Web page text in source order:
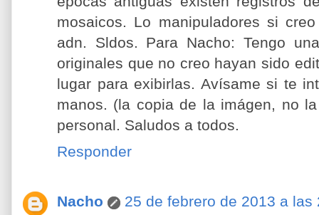
mosaicos. Lo manipuladores si
adn. Sldos. Para Nacho: Tengo
originales que no creo hayan sido
lugar para exibirlas. Avísame si te
manos. (la copia de la imágen, no
personal. Saludos a todos.
Responder
Nacho
25 de febrero de 2013 a las